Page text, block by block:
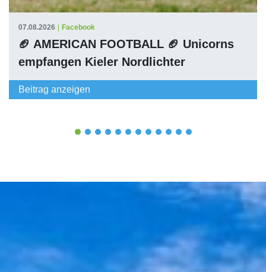
07.08.2026 | Facebook
🏈 AMERICAN FOOTBALL 🏈 Unicorns
empfangen Kieler Nordlichter
Beitrag anzeigen
1 2 3 4 5 6 7 8 9 101112